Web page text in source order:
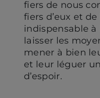
fiers de nous
fiers d’eux et
indispensable
laisser les
mener à bien
et leur léguer
d’espoir.